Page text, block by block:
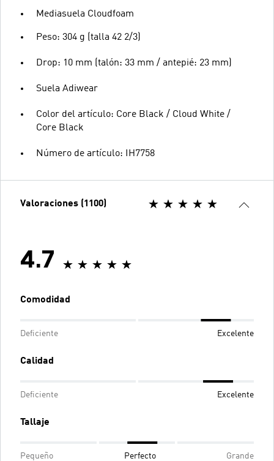
Mediasuela Cloudfoam
Peso: 304 g (talla 42 2/3)
Drop: 10 mm (talón: 33 mm / antepié: 23 mm)
Suela Adiwear
Color del artículo: Core Black / Cloud White /
Core Black
Número de artículo: IH7758
Valoraciones (1100)
4.7
Comodidad
Deficiente Excelente
Calidad
Deficiente Excelente
Tallaje
Pequeño Perfecto Grande